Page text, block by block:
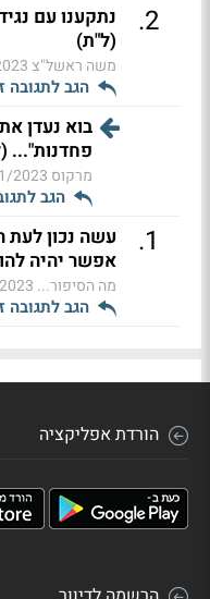
2
.
נתקענו עם
(ל"ת)
משה ראשל"צ
הגב לתגובה
בוא נעדן
פחדנות"...
מרקוס 11:39
הגב
1
.
עשה נכון לעת
אפשר יהיה
מה הסיפור... 08:47
הגב לתגובה
הורדת אפליקציה